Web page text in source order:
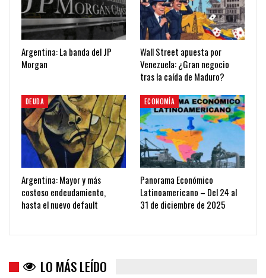
Argentina: La banda del JP
Morgan
Wall Street apuesta por
Venezuela: ¿Gran negocio
tras la caída de Maduro?
DEUDA
Argentina: Mayor y más
costoso endeudamiento,
hasta el nuevo default
ECONOMÍA
Panorama Económico
Latinoamericano – Del 24 al
31 de diciembre de 2025
LO MÁS LEÍDO